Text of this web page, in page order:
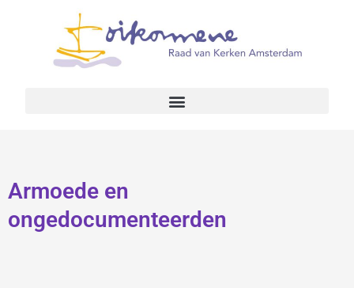
Armoede en
ongedocumenteerden